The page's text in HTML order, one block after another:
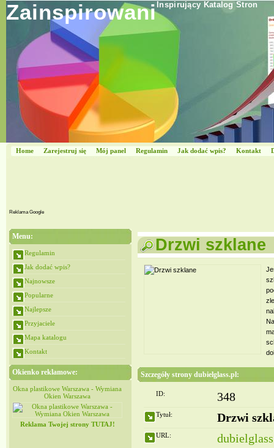
Zainspirowani Inspirujący Katalog Stron
Home Zarejestruj się Mój panel Regulamin Jak dodać wpis? Kontakt
Reklama Google
Menu:
Regulamin
Jak dodać wpis?
Najnowsze
Popularne
Najlepsze
Przyjaciele
Mapa katalogu
Kontakt
Okienko reklamowe:
Okna plastikowe Warszawa - Wymiana
Okien Warszawa
Okien Warszawa
Reklama Twojej strony TUTAJ!
Drzwi szklane
Szczegóły strony dubielglass.pl:
ID: 348
Tytuł: Drzwi
URL: